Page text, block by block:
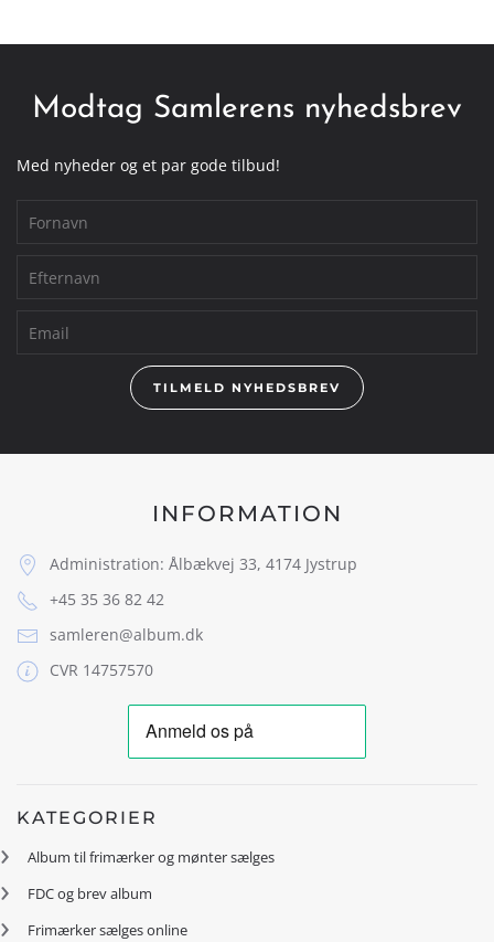
Modtag Samlerens nyhedsbrev
Med nyheder og et par gode tilbud!
TILMELD NYHEDSBREV
INFORMATION
Administration: Ålbækvej 33, 4174 Jystrup
+45 35 36 82 42
samleren@album.dk
CVR 14757570
KATEGORIER
Album til frimærker og mønter sælges
FDC og brev album
Frimærker sælges online